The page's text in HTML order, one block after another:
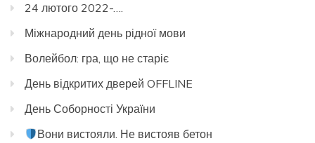
24 лютого 2022-….
Міжнародний день рідної мови
Волейбол: гра, що не старіє
День відкритих дверей OFFLINE
День Соборності України
Вони вистояли. Не вистояв бетон